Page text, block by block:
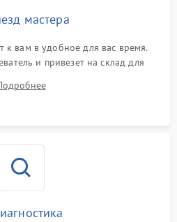
мастера
к вам в удобное для вас время.
и привезет на склад для